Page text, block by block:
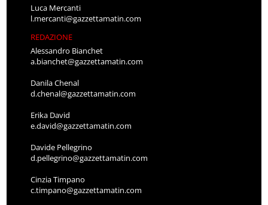
Luca Mercanti
l.mercanti@gazzettamatin.com
REDAZIONE
Alessandro Bianchet
a.bianchet@gazzettamatin.com
Danila Chenal
d.chenal@gazzettamatin.com
Erika David
e.david@gazzettamatin.com
Davide Pellegrino
d.pellegrino@gazzettamatin.com
Cinzia Timpano
c.timpano@gazzettamatin.com